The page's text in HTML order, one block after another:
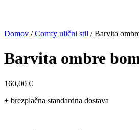
Domov /Comfy ulični stil / Barvita
Barvita ombre
160,00 €
+ brezplačna standardna dostava